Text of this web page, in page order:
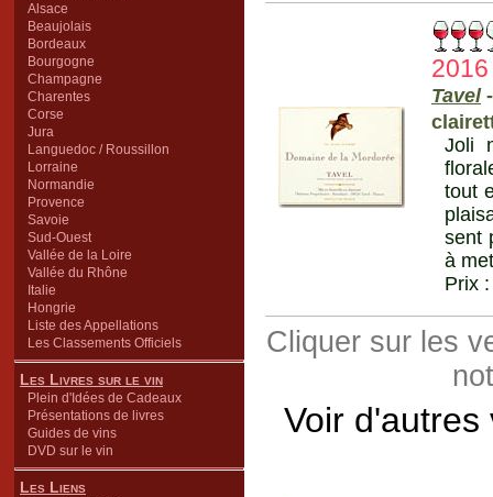
Alsace
Beaujolais
Bordeaux
Bourgogne
Champagne
Charentes
Corse
Jura
Languedoc / Roussillon
Lorraine
Normandie
Provence
Savoie
Sud-Ouest
Vallée de la Loire
Vallée du Rhône
Italie
Hongrie
Liste des Appellations
Les Classements Officiels
Les Livres sur le vin
Plein d'Idées de Cadeaux
Présentations de livres
Guides de vins
DVD sur le vin
Les Liens
2016
Tavel-
Joli
tout
sent
à
Prix
Cliquer sur les
Voir